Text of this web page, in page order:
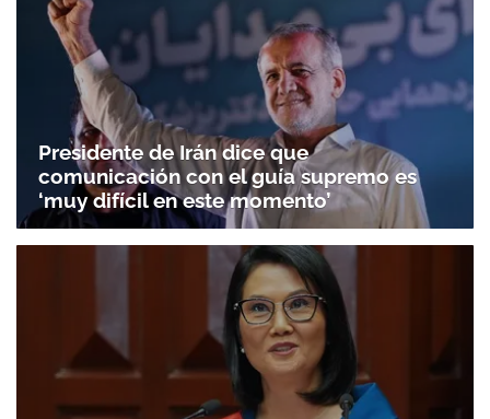
Presidente de Irán dice que
comunicación con el guía supremo es
‘muy difícil en este momento’